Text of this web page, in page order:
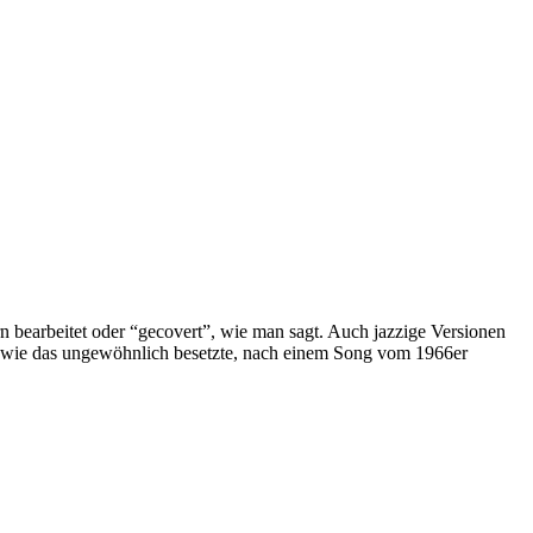
oder “gecovert”, wie man sagt. Auch jazzige Versionen
das ungewöhnlich besetzte, nach einem Song vom 1966er